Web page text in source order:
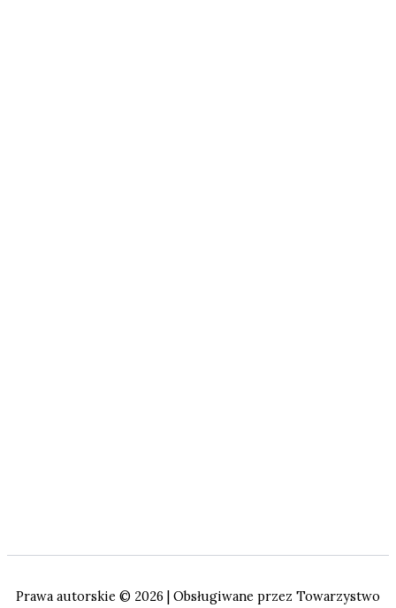
Prawa autorskie © 2026 | Obsługiwane przez Towarzystwo